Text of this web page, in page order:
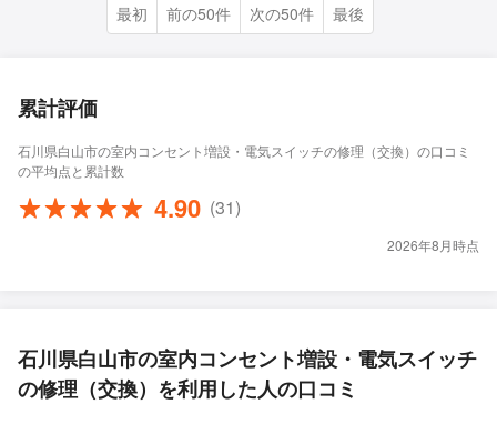
最初 前の50件 次の50件 最後
累計評価
石川県白山市の室内コンセント増設・電気スイッチの修理（交換）の口コミ
の平均点と累計数
4.90 (31)
2026年8月時点
石川県白山市の室内コンセント増設・電気スイッチ
の修理（交換）を利用した人の口コミ